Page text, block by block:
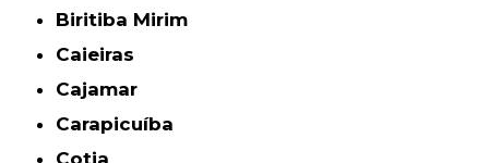
Biritiba Mirim
Caieiras
Cajamar
Carapicuíba